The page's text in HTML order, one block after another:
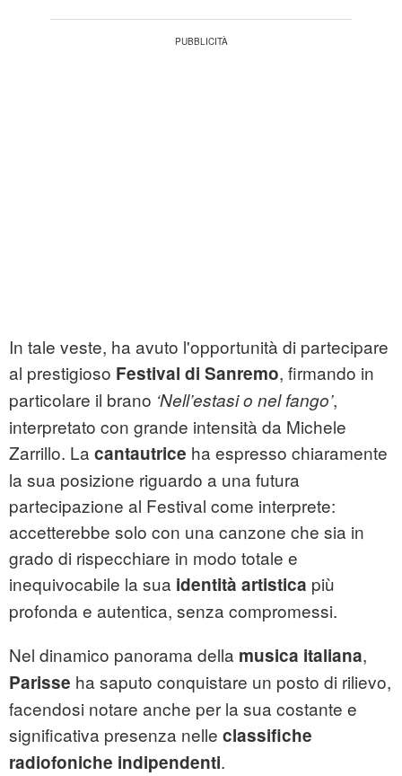
In tale veste, ha avuto l'opportunità di partecipare
al prestigioso Festival di Sanremo, firmando in
particolare il brano ‘Nell’estasi o nel fango’,
interpretato con grande intensità da Michele
Zarrillo. La cantautrice ha espresso chiaramente
la sua posizione riguardo a una futura
partecipazione al Festival come interprete:
accetterebbe solo con una canzone che sia in
grado di rispecchiare in modo totale e
inequivocabile la sua identità artistica più
profonda e autentica, senza compromessi.
Nel dinamico panorama della musica italiana,
Parisse ha saputo conquistare un posto di rilievo,
facendosi notare anche per la sua costante e
significativa presenza nelle classifiche
radiofoniche indipendenti.